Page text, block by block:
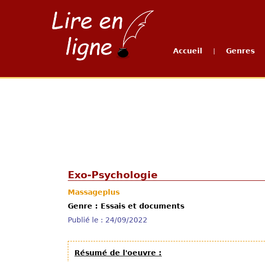
Accueil Genres
Exo-Psychologie
Massageplus
Genre : Essais et documents
Publié le : 24/09/2022
Résumé de l'oeuvre :